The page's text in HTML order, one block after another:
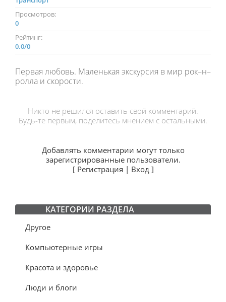
Просмотров:
0
Рейтинг:
0.0/0
Первая любовь. Маленькая экскурсия в мир рок–н–
ролла и скорости.
Никто не решился оставить свой комментарий.
Будь-те первым, поделитесь мнением с остальными.
Добавлять комментарии могут только
зарегистрированные пользователи.
[ Регистрация | Вход]
КАТЕГОРИИ РАЗДЕЛА
Другое
Компьютерные игры
Красота и здоровье
Люди и блоги